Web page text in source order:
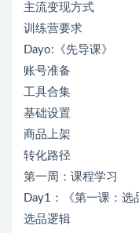
主流变现方式
训练营要求
Dayo:《先导课》
账号准备
工具合集
基础设置
商品上架
转化路径
第一周：课程学习
Day1：《第一课：
选品逻辑